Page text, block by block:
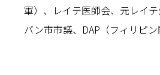
軍）、レイテ医師会、元レイ
バン市市議、DAP（フィリピン